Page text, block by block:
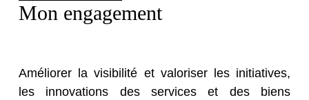
Mon engagement
Améliorer la visibilité et valoriser les initiatives,
les innovations des services et des biens